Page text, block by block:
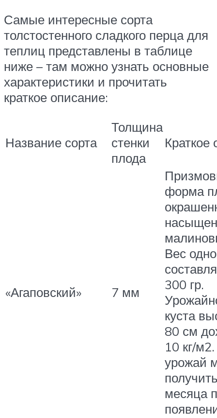
Самые интересные сорта
толстостенного сладкого перца для
теплиц представлены в таблице
ниже – там можно узнать основные
характеристики и прочитать
краткое описание:
Название сорта
Толщина
стенки
плода
Краткое
«Агаповский» 7 мм
форма
Вес
300 гр.
куста
80 см
10 кг/
урожай
месяца